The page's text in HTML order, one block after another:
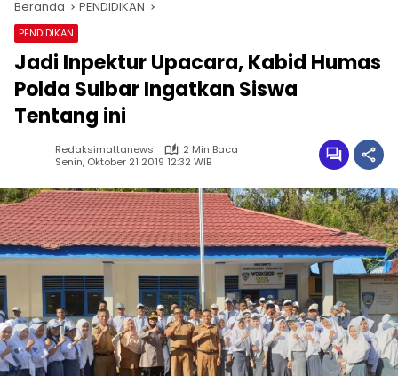
Beranda PENDIDIKAN
PENDIDIKAN
Jadi Inpektur Upacara, Kabid Humas
Polda Sulbar Ingatkan Siswa
Tentang ini
Redaksimattanews
2 Min Baca
Senin, Oktober 21 2019 12:32 WIB